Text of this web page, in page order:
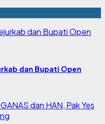
dan Bupati Open